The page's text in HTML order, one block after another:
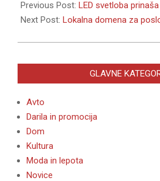
02-
20
Previous Post: LED svetloba
Next Post: Lokalna domena za
GLAVNE
Avto
Darila in promocija
Dom
Kultura
Moda in lepota
Novice